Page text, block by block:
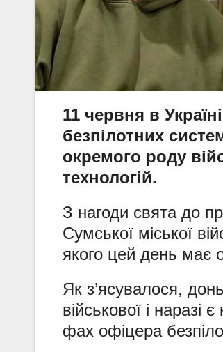
11 червня в
безпілотних
окремого роду
технологій.
З нагоди свята до
Сумської міської
якого цей день має
Як з’ясувалося,
військової і
фах офіцера